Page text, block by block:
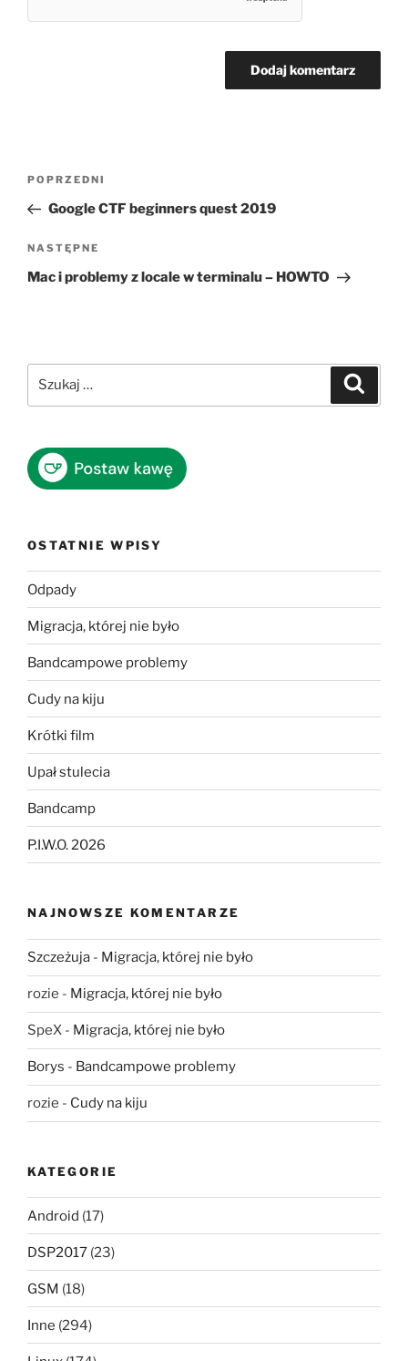
Nawigacja
Poprzedni
wpis
POPRZEDNI
Google CTF beginners quest 2019
Następny
wpis
NASTĘPNE
Mac i problemy z locale w terminalu – HOWTO
OSTATNIE WPISY
Odpady
Migracja, której nie było
Bandcampowe problemy
Cudy na kiju
Krótki film
Upał stulecia
Bandcamp
P.I.W.O. 2026
NAJNOWSZE KOMENTARZE
Szczeżuja - Migracja, której nie było
rozie - Migracja, której nie było
SpeX - Migracja, której nie było
Borys - Bandcampowe problemy
rozie - Cudy na kiju
KATEGORIE
Android (17)
DSP2017 (23)
GSM (18)
Inne (294)